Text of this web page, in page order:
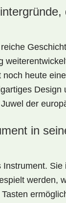
heute
der
in
Sie
werden,
Tasten